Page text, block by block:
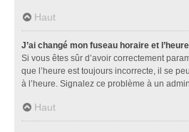
Haut
J’ai changé mon fuseau horaire et
Si vous êtes sûr d’avoir correctement
que l’heure est toujours incorrecte, il se
à l’heure. Signalez ce problème à un
Haut